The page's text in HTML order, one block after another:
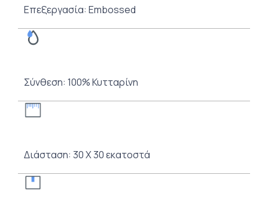
Επεξεργασία: Embossed
Σύνθεση: 100% Κυτταρίνη
Διάσταση: 30 Χ 30 εκατοστά